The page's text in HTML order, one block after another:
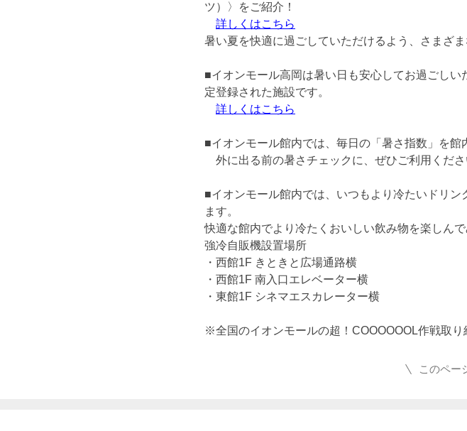
ツ）〉をご紹介！
詳しくはこちら
暑い夏を快適に過ごしていただけるよう、さまざ
■イオンモール高岡は暑い日も安心してお過ごし
定登録された施設です。
詳しくはこちら
■イオンモール館内では、毎日の「暑さ指数」を館
外に出る前の暑さチェックに、ぜひご利用くださ
■イオンモール館内では、いつもより冷たいドリ
ます。
快適な館内でより冷たくおいしい飲み物を楽しん
強冷自販機設置場所
・西館1F きときと広場通路横
・西館1F 南入口エレベーター横
・東館1F シネマエスカレーター横
※全国のイオンモールの超！COOOOOOL作戦取り
このペー